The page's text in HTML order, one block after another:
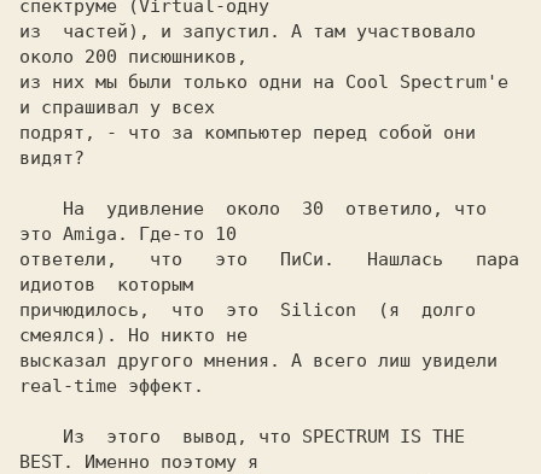
спектруме (Virtual-одну
из  частей), и запустил. А там участвовало
около 200 писюшников,
из них мы были только одни на Cool Spectrum'е
и спрашивал у всех
подрят, - что за компьютер перед собой они
это Amiga. Где-то 10
ответели,   что   это   ПиСи.   Нашлась   пара
идиотов  которым
причюдилось,  что  это  Silicon  (я  долго
смеялся). Но никто не
высказал другого мнения. А всего лиш увидели
    Из  этого  вывод, что
SPECTRUM IS THE
BEST. Именно поэтому я